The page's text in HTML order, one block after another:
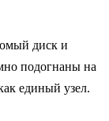
диск и
подогнаны на
единый узел.